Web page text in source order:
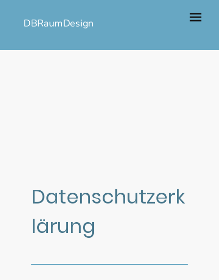
DBRaumDesign
Datenschutzerk
lärung